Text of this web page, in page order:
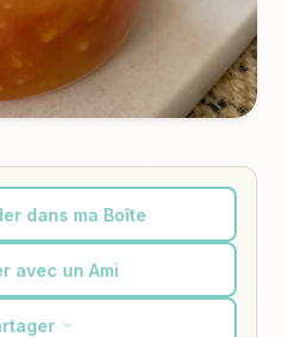
dans ma Boîte
avec un Ami